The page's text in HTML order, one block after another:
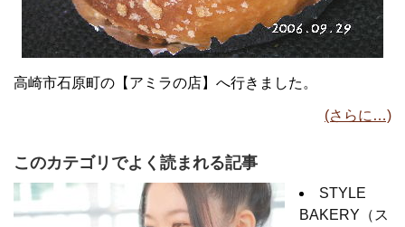
高崎市石原町の【アミラの店】へ行きました。
(さらに…)
このカテゴリでよく読まれる記事
STYLE
BAKERY（ス